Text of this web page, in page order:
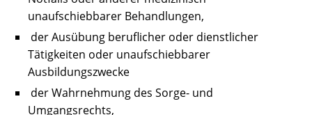
unaufschiebbarer Behandlungen,
der Ausübung beruflicher oder dienstlicher
Tätigkeiten oder unaufschiebbarer
Ausbildungszwecke
der Wahrnehmung des Sorge- und
Umgangsrechts,